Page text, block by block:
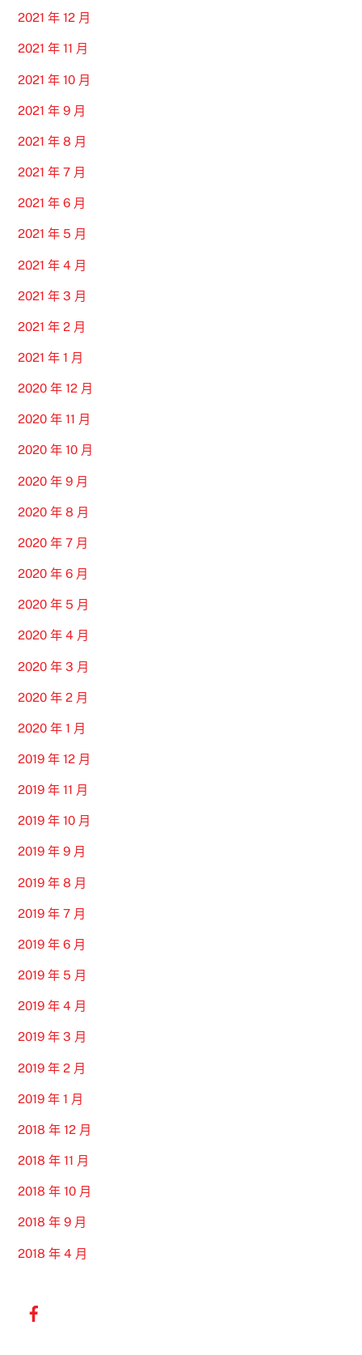
2021 年 12 月
2021 年 11 月
2021 年 10 月
2021 年 9 月
2021 年 8 月
2021 年 7 月
2021 年 6 月
2021 年 5 月
2021 年 4 月
2021 年 3 月
2021 年 2 月
2021 年 1 月
2020 年 12 月
2020 年 11 月
2020 年 10 月
2020 年 9 月
2020 年 8 月
2020 年 7 月
2020 年 6 月
2020 年 5 月
2020 年 4 月
2020 年 3 月
2020 年 2 月
2020 年 1 月
2019 年 12 月
2019 年 11 月
2019 年 10 月
2019 年 9 月
2019 年 8 月
2019 年 7 月
2019 年 6 月
2019 年 5 月
2019 年 4 月
2019 年 3 月
2019 年 2 月
2019 年 1 月
2018 年 12 月
2018 年 11 月
2018 年 10 月
2018 年 9 月
2018 年 4 月